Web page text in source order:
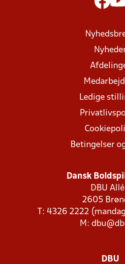
Ledige
Betingelser
Dansk
DBU Allé
2605
T: 4326 2222
M:
DBU